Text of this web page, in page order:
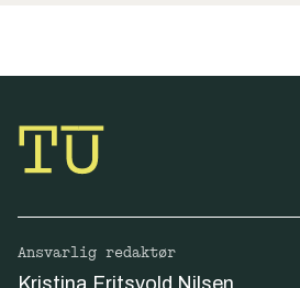
Ansvarlig redaktør
Kristina Fritsvold Nilsen